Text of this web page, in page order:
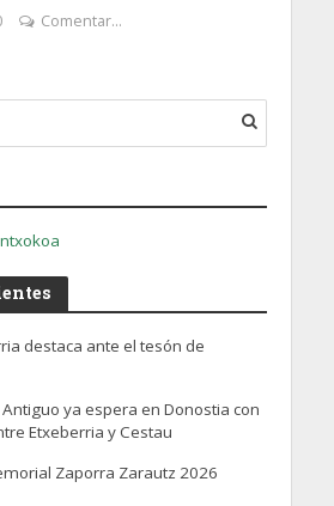
Comentar...
destaca ante el tesón de
Antiguo ya espera en Donostia con
Etxeberria y Cestau
Zaporra Zarautz 2026